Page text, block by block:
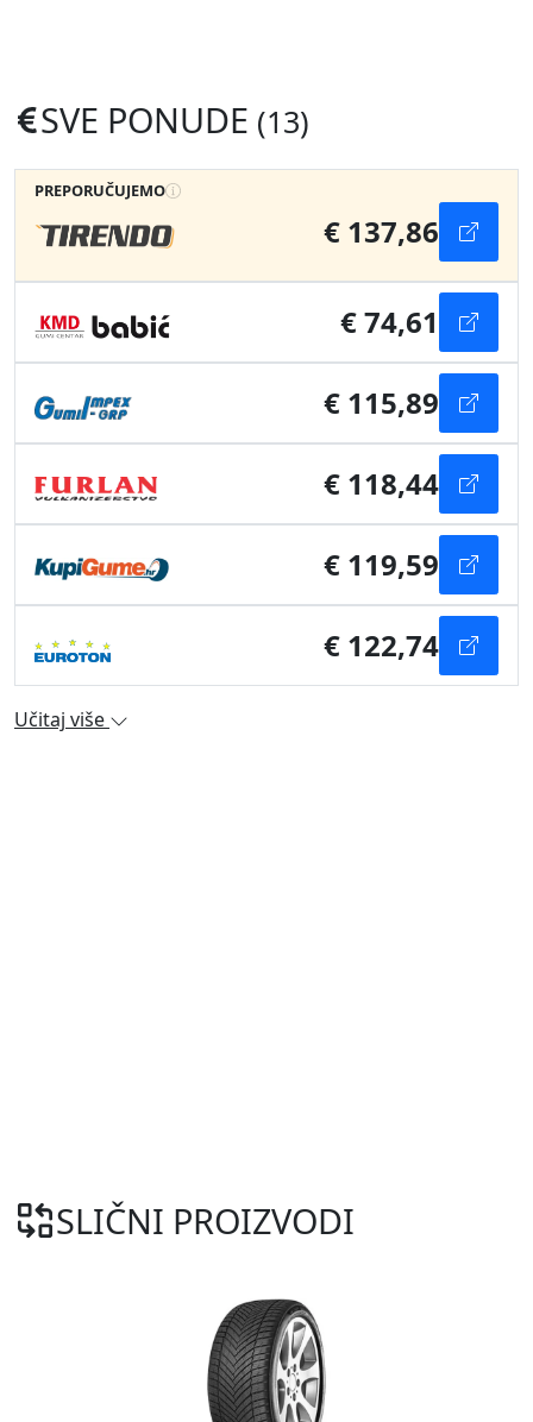
SVE PONUDE (13)
PREPORUČUJEMO
€ 137,86
€ 74,61
€ 115,89
€ 118,44
€ 119,59
€ 122,74
Učitaj više
SLIČNI PROIZVODI